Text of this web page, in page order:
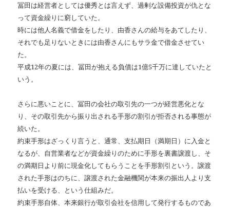
冨田は経営者としては優秀とは言えず、過剰な設備投資が仇とな
って資金繰りに窮していた。
時には他人名義で借金をしたり、由香さんの給与をあてしたり、
それでも足りないときには由香さんにもサラ金で借金させてい
た。
平成12年の夏には、冨田が抱える負債は1億5千万に達していたと
いう。
さらに悪いことに、冨田の会社の取引先の一つが経営悪化とな
り、その取引先から振り出される手形の割引が拒否される事態が
続いた。
約束手形はざっくり言うと、通常、支払期日（満期日）に入金と
なるが、自営業者などが資金繰りのために手形を裏書譲渡し、そ
の満期日より前に現金化してもらうことを手形割引という。譲渡
された手形はのちに、譲渡された金融機関が本来の振出人より支
払いを受ける、という仕組みだ。
約束手形自体、本来銀行が取引会社を信用して発行するものであ